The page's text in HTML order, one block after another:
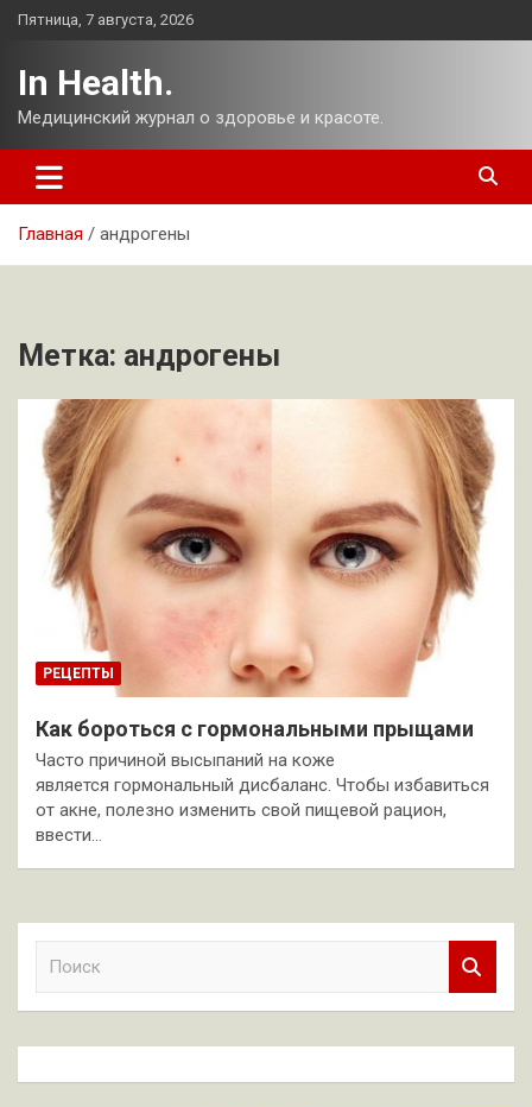
Перейти
Пятница, 7 августа, 2026
In Health.
Медицинский журнал о здоровье и красоте.
Главная андрогены
Метка: андрогены
РЕЦЕПТЫ
Как бороться с гормональными прыщами
Часто причиной высыпаний на коже
является гормональный дисбаланс. Чтобы избавиться
от акне, полезно изменить свой пищевой рацион,
ввести…
к